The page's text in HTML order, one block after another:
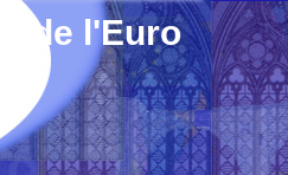
de l'Euro